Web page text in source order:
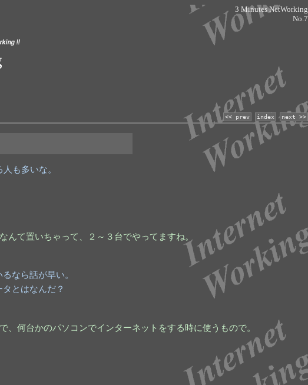
3 Minutes NetWorking
No.7
<< prev index next >>
も多いな。
んて置いちゃって、２～３台でやってますね。
なら話が早い。
とはなんだ？
、何台かのパソコンでインターネットをする時に使うもので。